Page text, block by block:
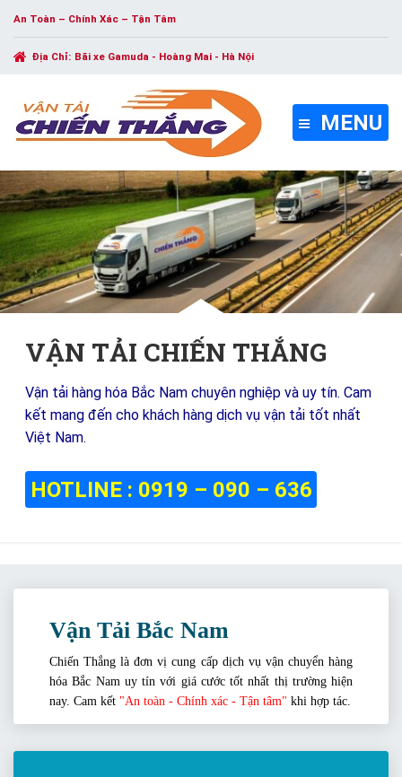
An Toàn – Chính Xác – Tận Tâm
Địa Chỉ: Bãi xe Gamuda - Hoàng Mai - Hà Nội
MENU
VẬN TẢI CHIẾN THẮNG
Vận tải hàng hóa Bắc Nam chuyên nghiệp và uy tín. Cam
kết mang đến cho khách hàng dịch vụ vận tải tốt nhất
Việt Nam.
HOTLINE : 0919 – 090 – 636
Vận Tải Bắc Nam
Chiến Thắng là đơn vị cung cấp dịch vụ vận chuyển hàng
hóa Bắc Nam uy tín với giá cước tốt nhất thị trường hiện
nay. Cam kết "An toàn - Chính xác - Tận tâm" khi hợp tác.